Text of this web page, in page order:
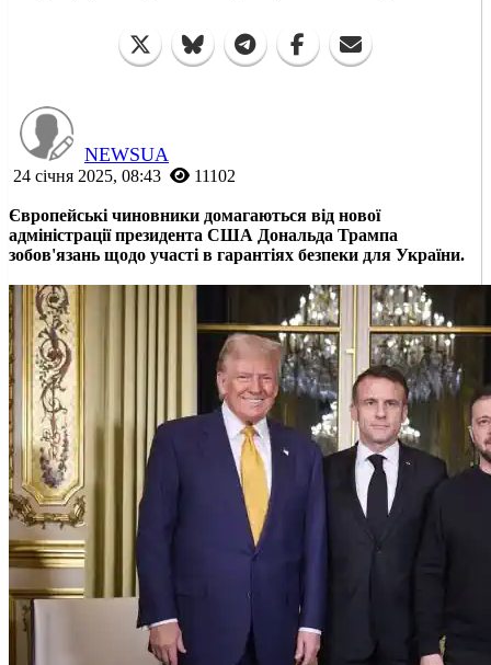
NEWSUA
24 січня 2025, 08:43 11102
Європейські чиновники домагаються від нової
адміністрації президента США Дональда Трампа
зобов'язань щодо участі в гарантіях безпеки для України.